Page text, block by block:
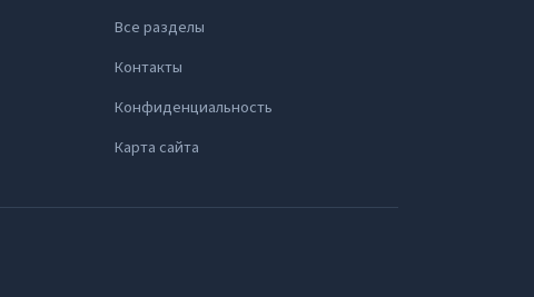
Все разделы
Контакты
Конфиденциальность
Карта сайта